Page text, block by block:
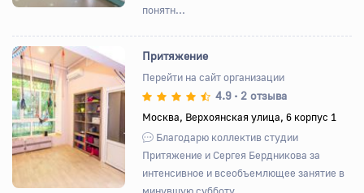
понятн...
Назад Вперед
Притяжение
Перейти на сайт организации
4.9 • 2 отзыва
Москва, Верхоянская улица, 6 корпус 1
Благодарю коллектив студии
Притяжение и Сергея Бердникова за
интенсивное и всеобъемлющее занятие в